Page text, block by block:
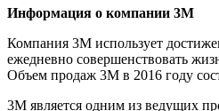
Информация о компании 3М
Компания 3М использует
ежедневно совершенствовать
Объем продаж 3М в 2016 году
3М является одним из ведущих